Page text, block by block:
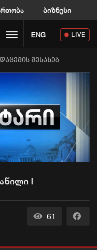
ბიზნესი
Toggle navigation
ENG LIVE
შესახებ
I
61